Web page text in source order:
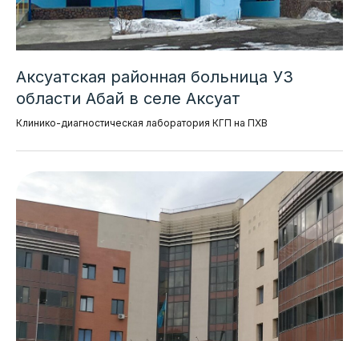
Аксуатская районная больница УЗ
области Абай в селе Аксуат
Клинико-диагностическая лаборатория КГП на ПХВ